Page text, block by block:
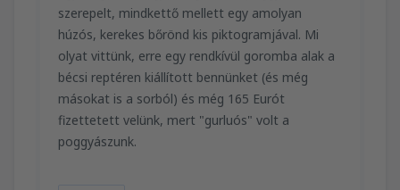
szerepelt, mindkettő mellett egy amolyan
húzós, kerekes bőrönd kis piktogramjával. Mi
olyat vittünk, erre egy rendkívül goromba alak a
bécsi reptéren kiállított bennünket (és még
másokat is a sorból) és még 165 Eurót
fizettetett velünk, mert "gurluós" volt a
poggyászunk.